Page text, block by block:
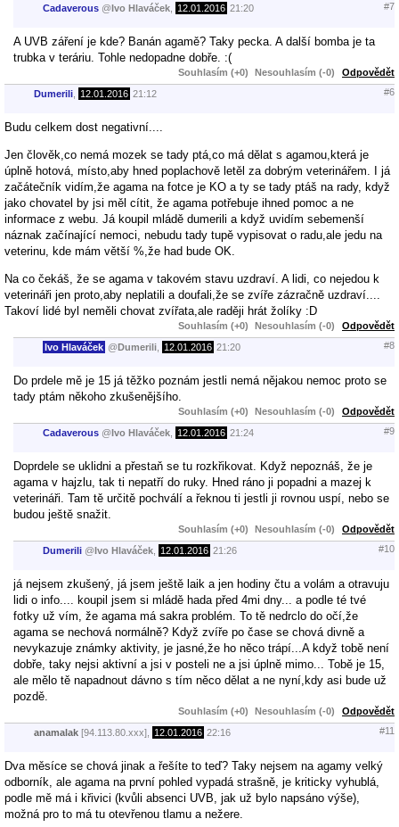
Cadaverous @ Ivo Hlaváček 12.01.2016 21:20 #7
A UVB záření je kde? Banán agamě? Taky pecka. A další bomba je ta
trubka v teráriu. Tohle nedopadne dobře. :(
Souhlasím (+0) Nesouhlasím (-0) Odpovědět
Dumerili 12.01.2016 21:12 #6
Budu celkem dost negativní....
Jen člověk,co nemá mozek se tady ptá,co má dělat s agamou,která je
úplně hotová, místo,aby hned poplachově letěl za dobrým veterinářem. I já
začátečník vidím,že agama na fotce je KO a ty se tady ptáš na rady, když
jako chovatel by jsi měl cítit, že agama potřebuje ihned pomoc a ne
informace z webu. Já koupil mládě dumerili a když uvidím sebemenší
náznak začínající nemoci, nebudu tady tupě vypisovat o radu,ale jedu na
veterinu, kde mám větší %,že had bude OK.
Na co čekáš, že se agama v takovém stavu uzdraví. A lidi, co nejedou k
veterináři jen proto,aby neplatili a doufali,že se zvíře zázračně uzdraví....
Takoví lidé byl neměli chovat zvířata,ale raději hrát žolíky :D
Souhlasím (+0) Nesouhlasím (-0) Odpovědět
Ivo Hlaváček @ Dumerili 12.01.2016 21:20 #8
Do prdele mě je 15 já těžko poznám jestli nemá nějakou nemoc proto se
tady ptám někoho zkušenějšího.
Souhlasím (+0) Nesouhlasím (-0) Odpovědět
Cadaverous @ Ivo Hlaváček 12.01.2016 21:24 #9
Doprdele se uklidni a přestaň se tu rozkřikovat. Když nepoznáš, že je
agama v hajzlu, tak ti nepatří do ruky. Hned ráno ji popadni a mazej k
veterináři. Tam tě určitě pochválí a řeknou ti jestli ji rovnou uspí, nebo se
budou ještě snažit.
Souhlasím (+0) Nesouhlasím (-0) Odpovědět
Dumerili @ Ivo Hlaváček 12.01.2016 21:26 #10
já nejsem zkušený, já jsem ještě laik a jen hodiny čtu a volám a otravuju
lidi o info.... koupil jsem si mládě hada před 4mi dny... a podle té tvé
fotky už vím, že agama má sakra problém. To tě nedrclo do očí,že
agama se nechová normálně? Když zvíře po čase se chová divně a
nevykazuje známky aktivity, je jasné,že ho něco trápí...A když tobě není
dobře, taky nejsi aktivní a jsi v posteli ne a jsi úplně mimo... Tobě je 15,
ale mělo tě napadnout dávno s tím něco dělat a ne nyní,kdy asi bude už
pozdě.
Souhlasím (+0) Nesouhlasím (-0) Odpovědět
anamalak [94.113.80.xxx], 12.01.2016 22:16 #11
Dva měsíce se chová jinak a řešíte to teď? Taky nejsem na agamy velký
odborník, ale agama na první pohled vypadá strašně, je kriticky vyhublá,
podle mě má i křivici (kvůli absenci UVB, jak už bylo napsáno výše),
možná pro to má tu otevřenou tlamu a nežere.